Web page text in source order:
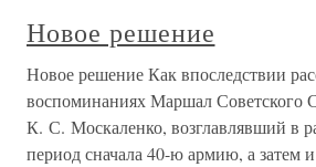
Новое решение
Новое решение Как впоследствии
воспоминаниях Маршал Советского
К. С. Москаленко, возглавлявший в
период сначала 40-ю армию, а затем